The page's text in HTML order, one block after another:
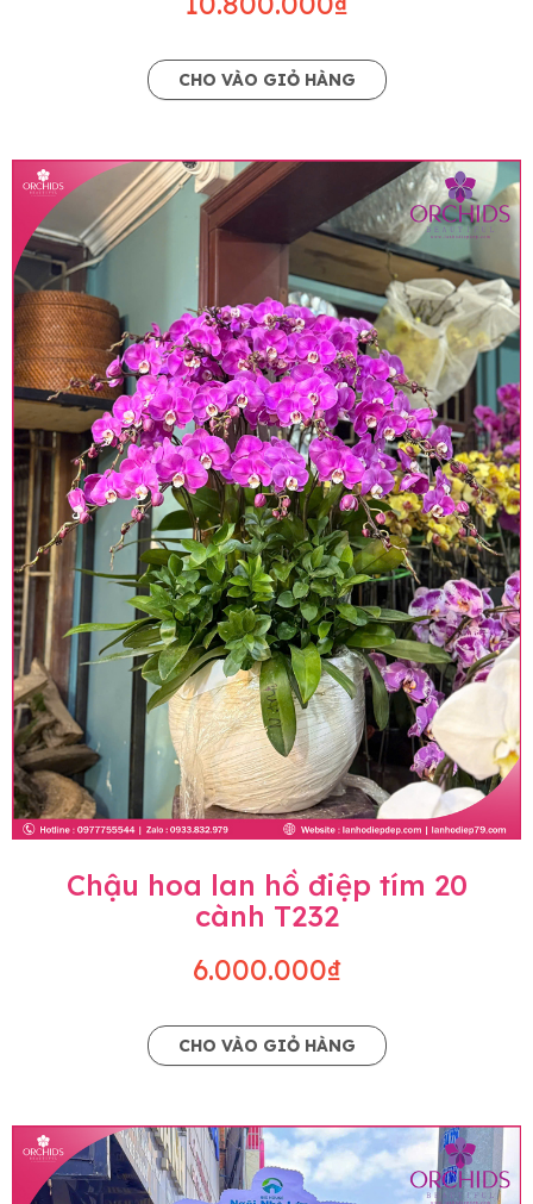
CHO VÀO GIỎ HÀNG
Chậu hoa lan hồ điệp tím 20
cành T232
6.000.000₫
CHO VÀO GIỎ HÀNG